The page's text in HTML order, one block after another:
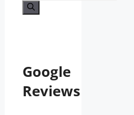
Google
Reviews